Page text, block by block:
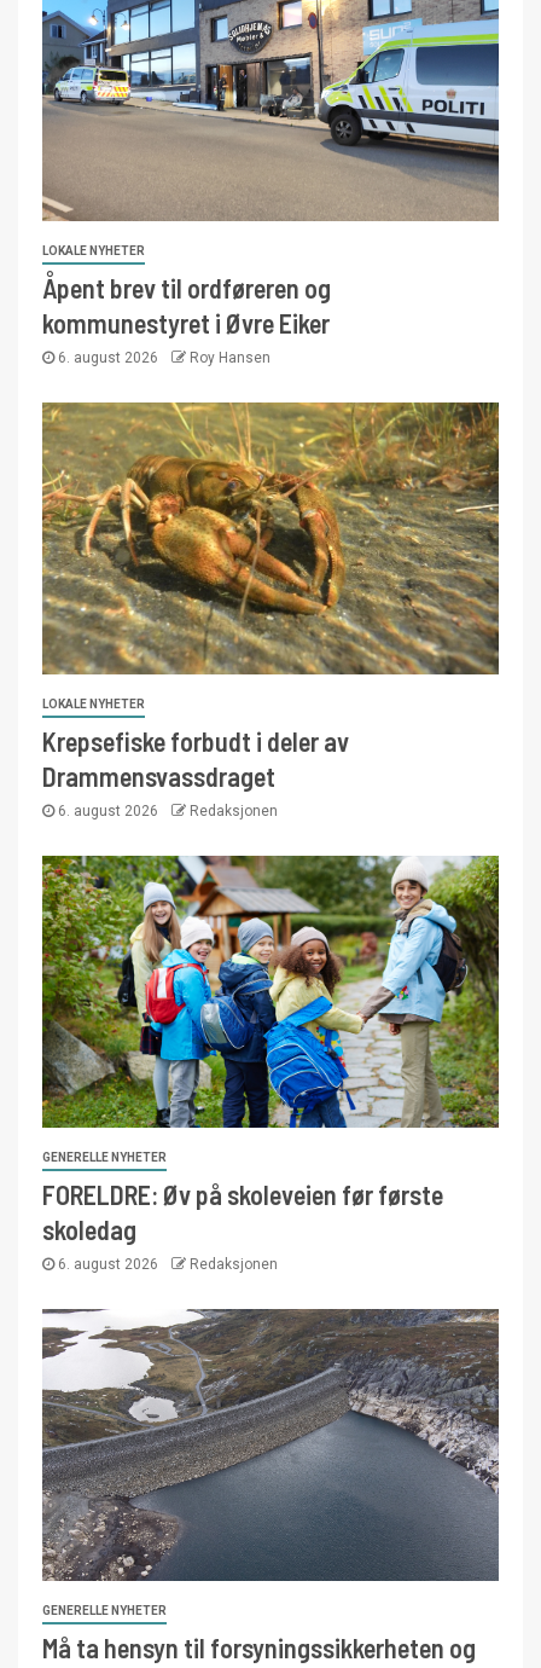
LOKALE NYHETER
Åpent brev til ordføreren og
kommunestyret i Øvre Eiker
6. august 2026 Roy Hansen
LOKALE NYHETER
Krepsefiske forbudt i deler av
Drammensvassdraget
6. august 2026 Redaksjonen
GENERELLE NYHETER
FORELDRE: Øv på skoleveien før første
skoledag
6. august 2026 Redaksjonen
GENERELLE NYHETER
Må ta hensyn til forsyningssikkerheten og